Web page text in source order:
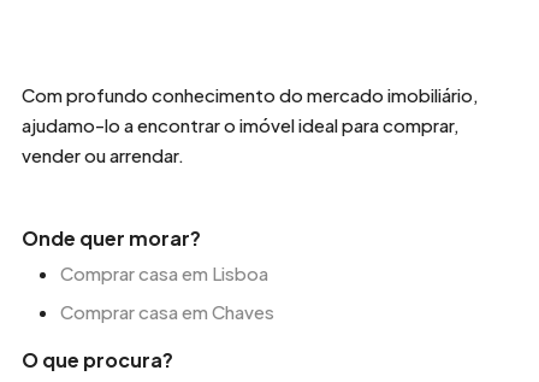
Com profundo conhecimento do mercado imobiliário,
ajudamo-lo a encontrar o imóvel ideal para comprar,
vender ou arrendar.
Onde quer morar?
Comprar casa em Lisboa
Comprar casa em Chaves
O que procura?